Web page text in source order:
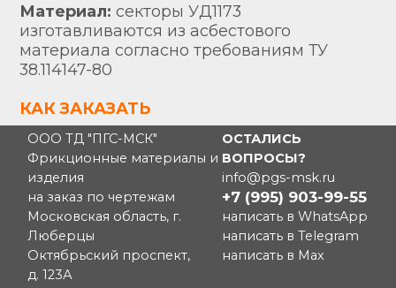
Материал:секторы УД1173
изготавливаются из асбестового
материала согласно требованиям ТУ
38.114147-80
КАК ЗАКАЗАТЬ
ООО ТД "ПГС-МСК"
Фрикционные материалы и
изделия
на заказ по чертежам
Московская область, г.
Люберцы
Октябрьский проспект,
д. 123А
ОСТАЛИСЬ
ВОПРОСЫ?
info@pgs-msk.ru
+7 (995) 903-99-55
написать в WhatsApp
написать в Telegram
написать в Max